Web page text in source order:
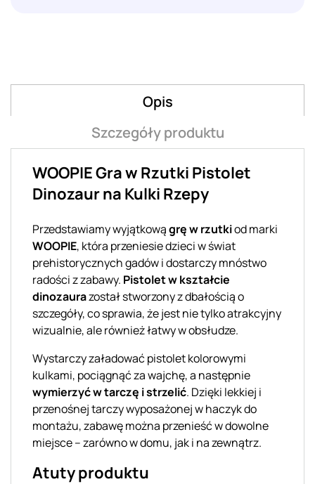
Opis
Szczegóły produktu
WOOPIE Gra w Rzutki Pistolet
Dinozaur na Kulki Rzepy
Przedstawiamy wyjątkowągrę w rzutkiod marki
WOOPIE, która przeniesie dzieci w świat
prehistorycznych gadów i dostarczy mnóstwo
radości z zabawy. Pistolet w kształcie
dinozaurazostał stworzony z dbałością o
szczegóły, co sprawia, że jest nie tylko atrakcyjny
wizualnie, ale również łatwy w obsłudze.
Wystarczy załadować pistolet kolorowymi
kulkami, pociągnąć za wajchę, a następnie
wymierzyć w tarczę i strzelić. Dzięki lekkiej i
przenośnej tarczy wyposażonej w haczyk do
montażu, zabawę można przenieść w dowolne
miejsce – zarówno w domu, jak i na zewnątrz.
Atuty produktu